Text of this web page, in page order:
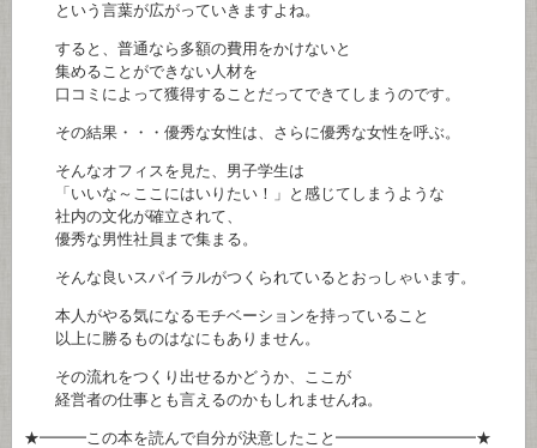
という言葉が広がっていきますよね。
すると、普通なら多額の費用をかけないと
集めることができない人材を
口コミによって獲得することだってできてしまうのです。
その結果・・・優秀な女性は、さらに優秀な女性を呼ぶ。
そんなオフィスを見た、男子学生は
「いいな～ここにはいりたい！」と感じてしまうような
社内の文化が確立されて、
優秀な男性社員まで集まる。
そんな良いスパイラルがつくられているとおっしゃいます。
本人がやる気になるモチベーションを持っていること
以上に勝るものはなにもありません。
その流れをつくり出せるかどうか、ここが
経営者の仕事とも言えるのかもしれませんね。
★━━━この本を読んで自分が決意したこと━━━━━━━━━★